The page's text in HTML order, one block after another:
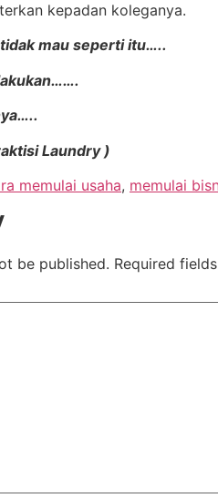
kepadan koleganya.
mau seperti itu…..
Laundry )
memulai usaha, memulai
be published. Required